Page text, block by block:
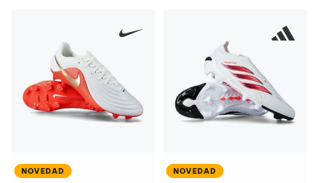
NOVEDAD NOVEDAD